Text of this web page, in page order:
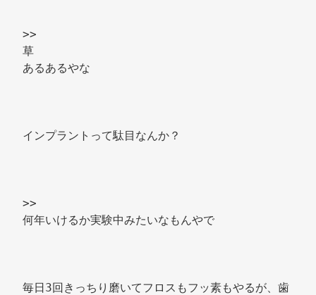
>>
草
あるあるやな
インプラントって駄目なんか？
>>
何年いけるか実験中みたいなもんやで
毎日3回きっちり磨いてフロスもフッ素もやるが、歯